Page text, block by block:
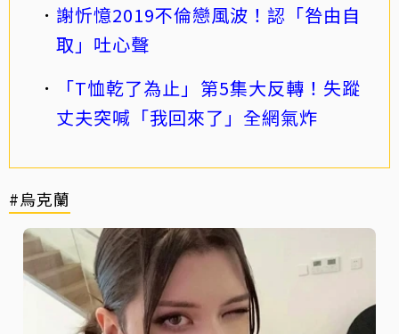
謝忻憶2019不倫戀風波！認「咎由自
取」吐心聲
「T恤乾了為止」第5集大反轉！失蹤
丈夫突喊「我回來了」全網氣炸
#烏克蘭